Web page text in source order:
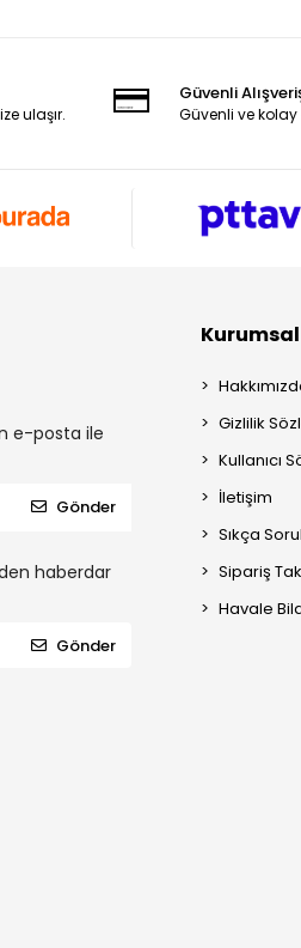
ulaşır.
Güvenli
Güvenli ve
e-posta ile
Gönder
haberdar
Gönder
Kurumsal
Gizlilik
Kullanıcı
İletişim
Sıkça
Sipariş
Havale